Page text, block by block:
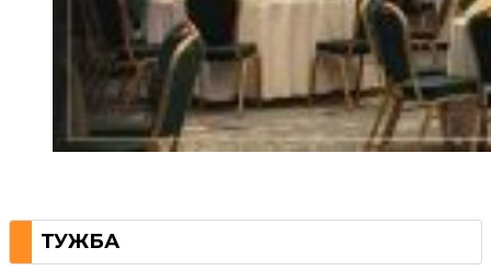
ТУЖБА